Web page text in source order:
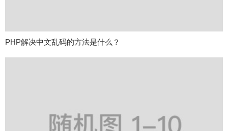
PHP解决中文乱码的方法是什么？